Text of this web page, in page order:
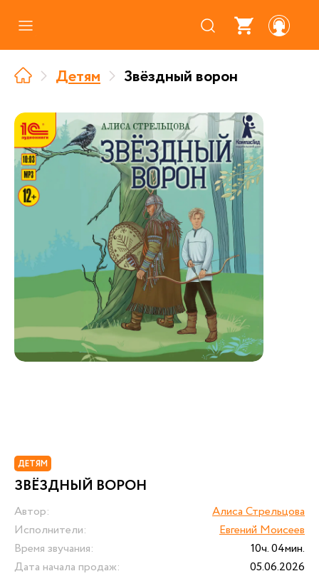
Где купить
Про аудиокниги
О нас
Партнерам
Детям Звёздный ворон
ДЕТЯМ
ЗВЁЗДНЫЙ ВОРОН
Автор:
Алиса Стрельцова
Исполнители:
Евгений Моисеев
Время звучания:
10ч. 04мин.
Дата начала продаж:
05.06.2026